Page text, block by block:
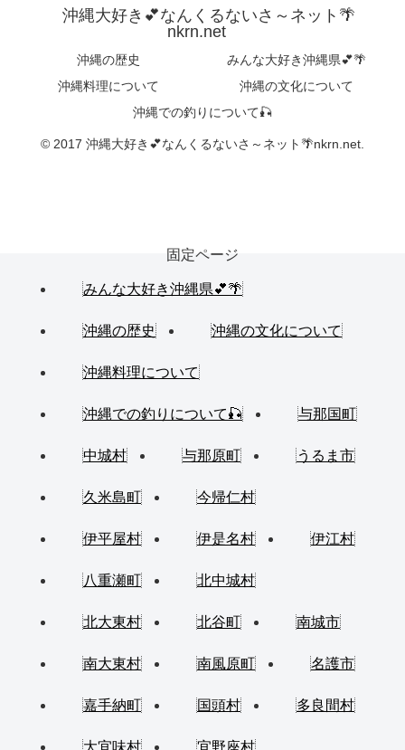
沖縄大好き💕なんくるないさ～ネット🌴
nkrn.net
沖縄の歴史
みんな大好き沖縄県💕🌴
沖縄料理について
沖縄の文化について
沖縄での釣りについて🎣
© 2017 沖縄大好き💕なんくるないさ～ネット🌴nkrn.net.
固定ページ
みんな大好き沖縄県💕🌴
沖縄の歴史 沖縄の文化について
沖縄料理について
沖縄での釣りについて🎣 与那国町
中城村 与那原町 うるま市
久米島町 今帰仁村
伊平屋村 伊是名村 伊江村
八重瀬町 北中城村
北大東村 北谷町 南城市
南大東村 南風原町 名護市
嘉手納町 国頭村 多良間村